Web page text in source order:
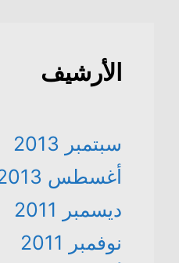
الأرشيف
سبتمبر 2013
أغسطس 2013
ديسمبر 2011
نوفمبر 2011